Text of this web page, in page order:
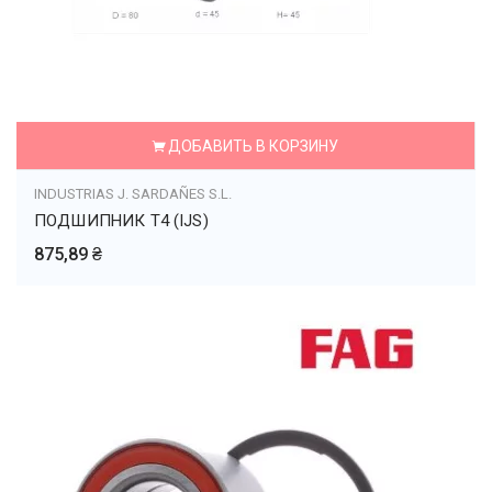
ДОБАВИТЬ В КОРЗИНУ
INDUSTRIAS J. SARDAÑES S.L.
ПОДШИПНИК T4 (IJS)
875,89 ₴